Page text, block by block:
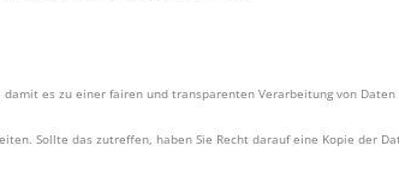
es zu einer fairen und transparenten Verarbeitung von Daten
Sollte das zutreffen, haben Sie Recht darauf eine Kopie der